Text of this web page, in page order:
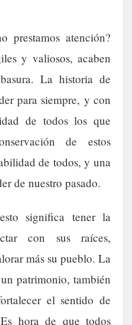
prestamos atención?
y valiosos, acaben
La historia de
para siempre, y con
de todos los que
de estos
de todos, y una
de nuestro pasado.
significa tener la
con sus raíces,
más su pueblo. La
patrimonio, también
el sentido de
hora de que todos